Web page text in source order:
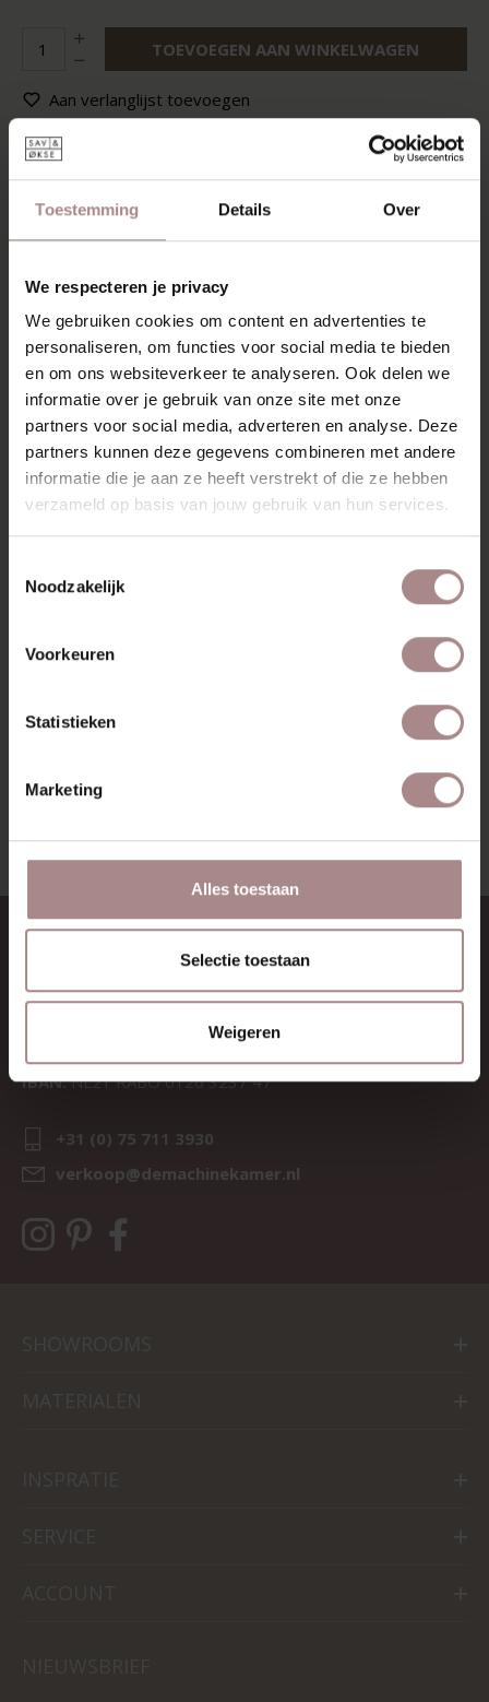
Toestemming Details Over
We respecteren je privacy
We gebruiken cookies om content en advertenties te
personaliseren, om functies voor social media te bieden
en om ons websiteverkeer te analyseren. Ook delen we
informatie over je gebruik van onze site met onze
partners voor social media, adverteren en analyse. Deze
partners kunnen deze gegevens combineren met andere
informatie die je aan ze heeft verstrekt of die ze hebben
verzameld op basis van jouw gebruik van hun services.
Noodzakelijk
Voorkeuren
Statistieken
Marketing
Alles toestaan
Selectie toestaan
Weigeren
TOEVOEGEN AAN WINKELWAGEN
Aan verlanglijst toevoegen
Op voorraad:
Levertijd:
RECENT BEKEKEN
STOFSTAAL
BROWN
CONTACT
Sav & Økse is een onderdeel van
De Machinekamer
BTW:NL857714545B01
IBAN:NL21 RABO 0126 3237 47
+31 (0) 75 711 3930
verkoop@demachinekamer.nl